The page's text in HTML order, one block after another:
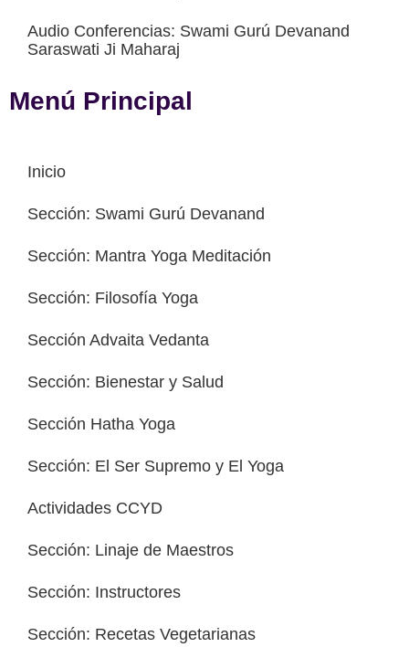
Audio Conferencias: Swami Gurú Devanand
Saraswati Ji Maharaj
Menú Principal
Inicio
Sección: Swami Gurú Devanand
Sección: Mantra Yoga Meditación
Sección: Filosofía Yoga
Sección Advaita Vedanta
Sección: Bienestar y Salud
Sección Hatha Yoga
Sección: El Ser Supremo y El Yoga
Actividades CCYD
Sección: Linaje de Maestros
Sección: Instructores
Sección: Recetas Vegetarianas